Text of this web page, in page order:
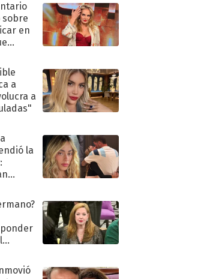
sobre
en
a
a
la